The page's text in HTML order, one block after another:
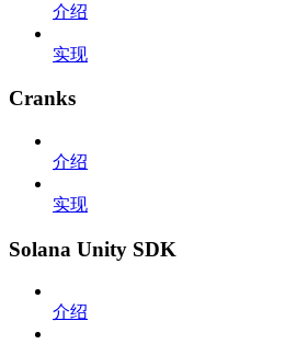
介绍
实现
Cranks
介绍
实现
Solana Unity SDK
介绍